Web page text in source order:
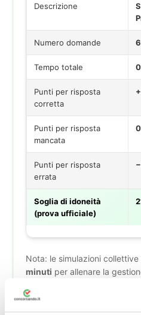
Descrizione
Numero domande
Tempo totale
Punti per risposta
corretta
Punti per risposta
mancata
0
Punti per risposta
errata
Soglia di idoneità
(prova ufficiale)
Nota: le simulazioni
minuti per allenare la
di idoneità di 21/30 si